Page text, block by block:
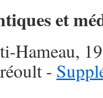
et
Hameau,
-